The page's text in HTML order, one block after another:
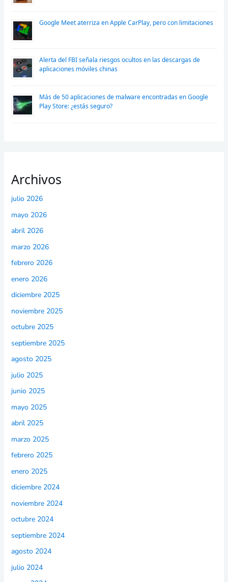
Google Meet aterriza en Apple CarPlay, pero con limitaciones
Alerta del FBI señala riesgos ocultos en las descargas de
aplicaciones móviles chinas
Más de 50 aplicaciones de malware encontradas en Google
Play Store: ¿estás seguro?
Archivos
julio 2026
mayo 2026
abril 2026
marzo 2026
febrero 2026
enero 2026
diciembre 2025
noviembre 2025
octubre 2025
septiembre 2025
agosto 2025
julio 2025
junio 2025
mayo 2025
abril 2025
marzo 2025
febrero 2025
enero 2025
diciembre 2024
noviembre 2024
octubre 2024
septiembre 2024
agosto 2024
julio 2024